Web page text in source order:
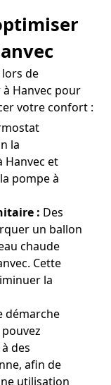
de
Hanvec pour
votre confort :
la
et
pompe à
: Des
un ballon
chaude
Cette
la
démarche
des
afin de
utilisation